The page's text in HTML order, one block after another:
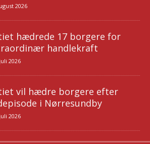
2026
hædrede 17 borgere for
handlekraft
2026
vil hædre borgere efter
i Nørresundby
2026